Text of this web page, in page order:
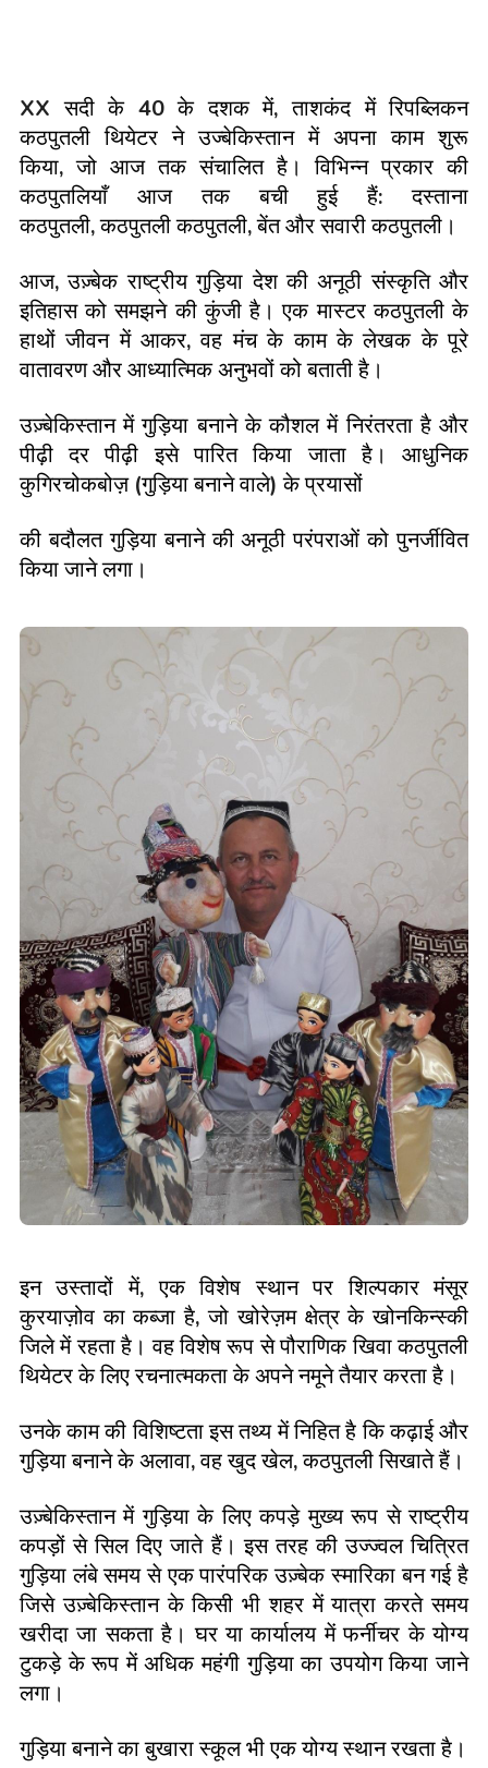
XXसदी के40के दशक में,ताशकंद में रिपब्लिकन
कठपुतली थियेटर ने उज्बेकिस्तान में अपना काम शुरू
किया,जो आज तक संचालित है। विभिन्न प्रकार की
कठपुतलियाँ आज तक बची हुई हैं:दस्ताना
कठपुतली,कठपुतली कठपुतली,बेंत और सवारी कठपुतली।
आज,उज़्बेक राष्ट्रीय गुड़िया देश की अनूठी संस्कृति और
इतिहास को समझने की कुंजी है। एक मास्टर कठपुतली के
हाथों जीवन में आकर,वह मंच के काम के लेखक के पूरे
वातावरण और आध्यात्मिक अनुभवों को बताती है।
उज़्बेकिस्तान में गुड़िया बनाने के कौशल में निरंतरता है और
पीढ़ी दर पीढ़ी इसे पारित किया जाता है। आधुनिक
कुगिरचोकबोज़(गुड़िया बनाने वाले)के प्रयासों
की बदौलत गुड़िया बनाने की अनूठी परंपराओं को पुनर्जीवित
किया जाने लगा।
इन उस्तादों में,एक विशेष स्थान पर शिल्पकार मंसूर
कुरयाज़ोव का कब्जा है,जो खोरेज़म क्षेत्र के खोनकिन्स्की
जिले में रहता है। वह विशेष रूप से पौराणिक खिवा कठपुतली
थियेटर के लिए रचनात्मकता के अपने नमूने तैयार करता है।
उनके काम की विशिष्टता इस तथ्य में निहित है कि कढ़ाई और
गुड़िया बनाने के अलावा,वह खुद खेल,कठपुतली सिखाते हैं।
उज़्बेकिस्तान में गुड़िया के लिए कपड़े मुख्य रूप से राष्ट्रीय
कपड़ों से सिल दिए जाते हैं। इस तरह की उज्ज्वल चित्रित
गुड़िया लंबे समय से एक पारंपरिक उज़्बेक स्मारिका बन गई है
जिसे उज़्बेकिस्तान के किसी भी शहर में यात्रा करते समय
खरीदा जा सकता है। घर या कार्यालय में फर्नीचर के योग्य
टुकड़े के रूप में अधिक महंगी गुड़िया का उपयोग किया जाने
लगा।
गुड़िया बनाने का बुखारा स्कूल भी एक योग्य स्थान रखता है।